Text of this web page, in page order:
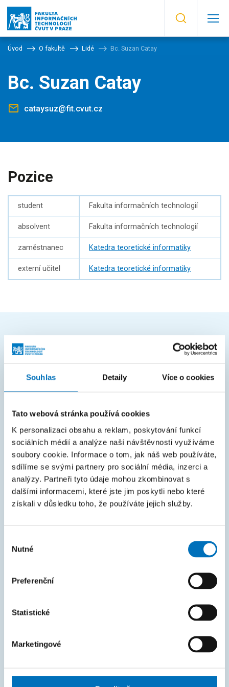
Souhlas Detaily Více o cookies
Tato webová stránka používá cookies
K personalizaci obsahu a reklam, poskytování funkcí
sociálních médií a analýze naší návštěvnosti využíváme
soubory cookie. Informace o tom, jak náš web používáte,
sdílíme se svými partnery pro sociální média, inzerci a
analýzy. Partneři tyto údaje mohou zkombinovat s
dalšími informacemi, které jste jim poskytli nebo které
získali v důsledku toho, že používáte jejich služby.
souhlasu
Nutné
Preferenční
Statistické
Marketingové
Úvod O fakultě Lidé Bc. Suzan Catay
Bc. Suzan Catay
cataysuz@fit.cvut.cz
Pozice
student Fakulta informačních technologií
absolvent Fakulta informačních technologií
zaměstnanec Katedra teoretické informatiky
externí učitel Katedra teoretické informatiky
ČASTO HLEDÁTE
KOS
Courses
Intranet
MAPA STRÁNEK
Uchazeči
Věda a výzkum
Život na FIT